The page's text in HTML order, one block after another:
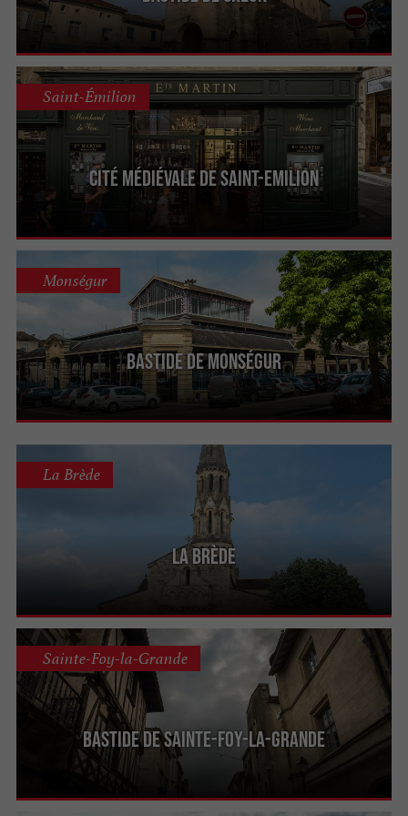
convivialité et dedécouverte
Cité médiévale de Saint-Emilion
Saint-Émilion
Bastide de Monségur
Monségur
La Brède
La Brède
Bastide de Sainte-Foy-la-Grande
Sainte-Foy-la-Grande